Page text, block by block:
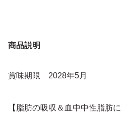
商品説明
賞味期限 2028年5月
【脂肪の吸収＆血中中性脂肪